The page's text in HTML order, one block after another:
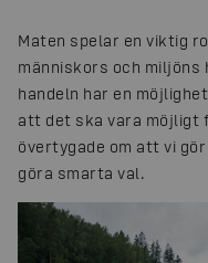
Maten spelar en viktig
människors och miljöns
handeln har en
att det ska vara möjligt
övertygade om att vi
göra smarta val.